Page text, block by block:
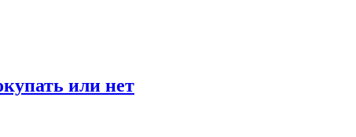
или нет